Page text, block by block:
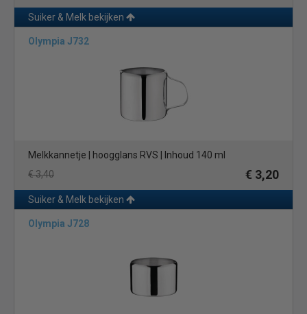
Suiker & Melk bekijken
Olympia J732
Melkkannetje | hoogglans RVS | Inhoud 140 ml
€ 3,40
€ 3,20
Suiker & Melk bekijken
Olympia J728